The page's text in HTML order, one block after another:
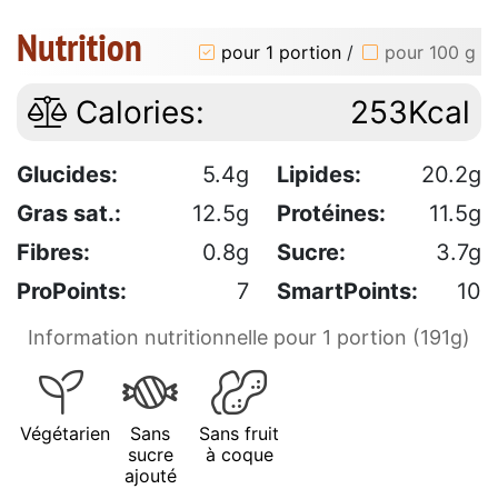
Nutrition pour 1 portion / pour 100 g
Calories: 253Kcal
Glucides: 5.4g Lipides:
20.2g
Gras sat.:
12.5g Protéines:
11.5g
Fibres:
0.8g Sucre:
3.7g
ProPoints:
7 SmartPoints: 10
Information nutritionnelle pour 1 portion (191g)
Végétarien
Sans
sucre
ajouté
Sans fruit
à coque